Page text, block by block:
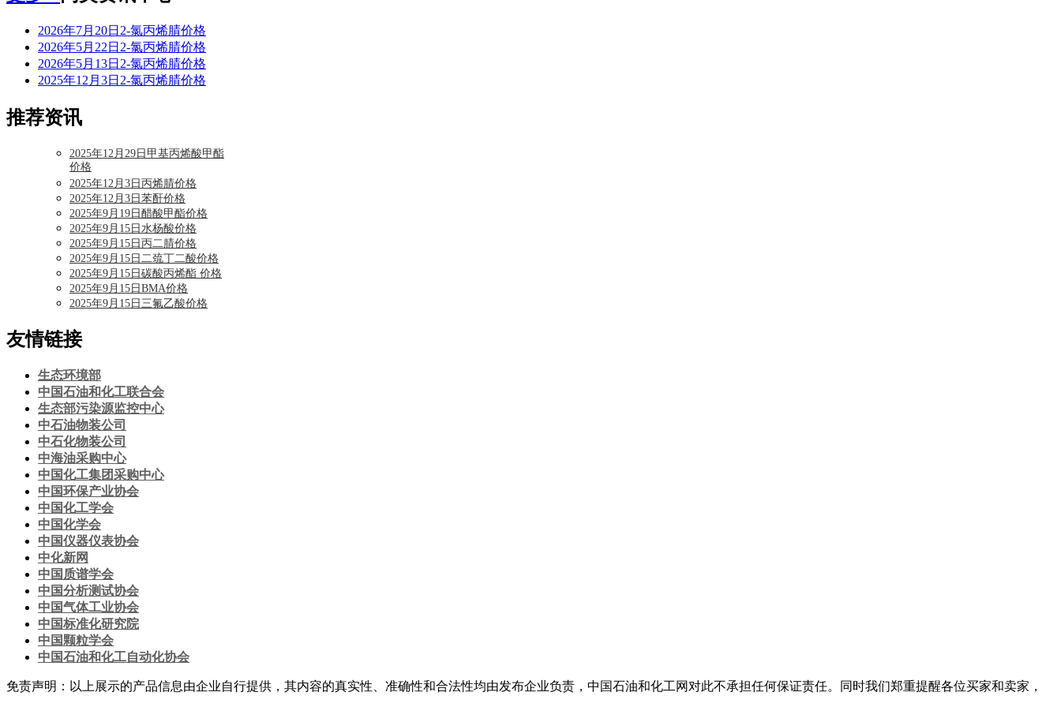
2026年7月20日2-氯丙烯腈价格
2026年5月22日2-氯丙烯腈价格
2026年5月13日2-氯丙烯腈价格
2025年12月3日2-氯丙烯腈价格
推荐资讯
2025年12月29日甲基丙烯酸甲酯
价格
2025年12月3日丙烯腈价格
2025年12月3日苯酐价格
2025年9月19日醋酸甲酯价格
2025年9月15日水杨酸价格
2025年9月15日丙二腈价格
2025年9月15日二巯丁二酸价格
2025年9月15日碳酸丙烯酯 价格
2025年9月15日BMA价格
2025年9月15日三氟乙酸价格
友情链接
生态环境部
中国石油和化工联合会
生态部污染源监控中心
中石油物装公司
中石化物装公司
中海油采购中心
中国化工集团采购中心
中国环保产业协会
中国化工学会
中国化学会
中国仪器仪表协会
中化新网
中国质谱学会
中国分析测试协会
中国气体工业协会
中国标准化研究院
中国颗粒学会
中国石油和化工自动化协会
免责声明：以上展示的产品信息由企业自行提供，其内容的真实性、准确性和合法性均由发布企业负责，中国石油和化工网对此不承担任何保证责任。同时我们郑重提醒各位买家和卖家，